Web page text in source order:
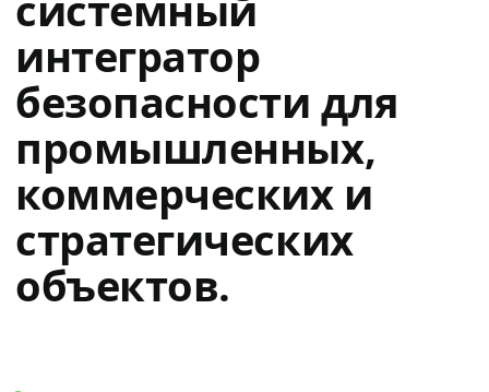
интегратор
безопасности для
промышленных,
коммерческих и
стратегических
объектов.